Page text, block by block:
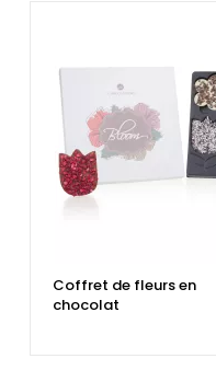
Coffret de fleurs en
chocolat